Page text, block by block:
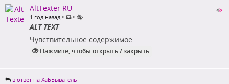
AltTexter RU
1 год назад • •
ALT TEXT
Чувствительное содержимое
Нажмите, чтобы открыть / закрыть
в ответ на ХаББыватель